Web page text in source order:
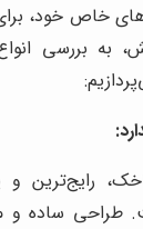
خاص خود،
به بررسی
رایج‌ترین و
طراحی ساده